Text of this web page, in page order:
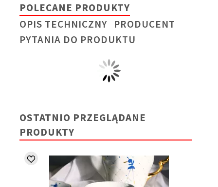
POLECANE PRODUKTY
OPIS TECHNICZNY PRODUCENT
PYTANIA DO PRODUKTU
OSTATNIO PRZEGLĄDANE
PRODUKTY